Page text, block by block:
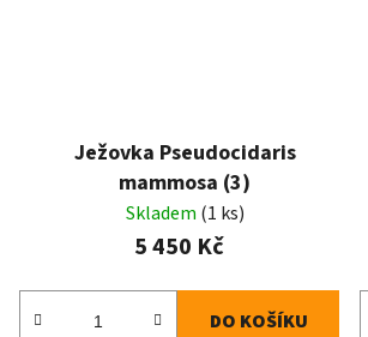
Ježovka Pseudocidaris
mammosa (3)
Skladem (1 ks)
5 450 Kč
DO KOŠÍKU